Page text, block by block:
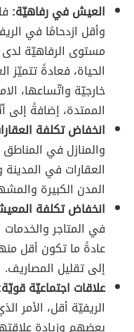
العيش في رفاهيّة:
وأقل ازدحامًا في
مستوى الرفاهيّة
الحياة، فعادةً تتميّز
خارجيّة واتّساعها،
الممتدة، إضافةً إلى
انخفاض تكلفة
والمنازل في المناطق
العقارات في
المدن الكبيرة
انخفاض تكلفة
في المتاجر
عادةً ما تكون أقل
إلى تقليل المصاريف.
علاقات اجتماعيّة
الريفيّة أقل، الأمر
بعضهم وزيادة